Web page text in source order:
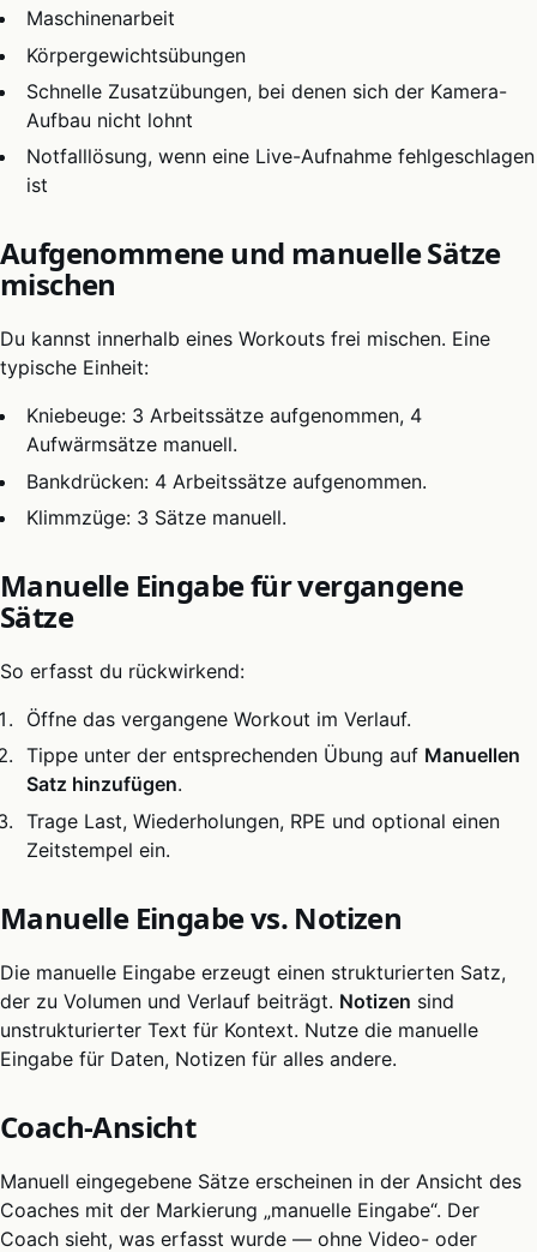
Maschinenarbeit
Körpergewichtsübungen
Schnelle Zusatzübungen, bei denen sich der Kamera-
Aufbau nicht lohnt
Notfalllösung, wenn eine Live-Aufnahme fehlgeschlagen
ist
Aufgenommene und manuelle Sätze
mischen
Du kannst innerhalb eines Workouts frei mischen. Eine
typische Einheit:
Kniebeuge: 3 Arbeitssätze aufgenommen, 4
Aufwärmsätze manuell.
Bankdrücken: 4 Arbeitssätze aufgenommen.
Klimmzüge: 3 Sätze manuell.
Manuelle Eingabe für vergangene
Sätze
So erfasst du rückwirkend:
Öffne das vergangene Workout im Verlauf.
Tippe unter der entsprechenden Übung auf Manuellen
Satz hinzufügen.
Trage Last, Wiederholungen, RPE und optional einen
Zeitstempel ein.
Manuelle Eingabe vs. Notizen
Die manuelle Eingabe erzeugt einen strukturierten Satz,
der zu Volumen und Verlauf beiträgt. Notizen sind
unstrukturierter Text für Kontext. Nutze die manuelle
Eingabe für Daten, Notizen für alles andere.
Coach-Ansicht
Manuell eingegebene Sätze erscheinen in der Ansicht des
Coaches mit der Markierung „manuelle Eingabe“. Der
Coach sieht, was erfasst wurde — ohne Video- oder